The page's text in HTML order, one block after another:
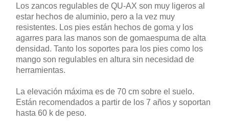
Los zancos regulables de QU-AX son muy ligeros al
estar hechos de aluminio, pero a la vez muy
resistentes. Los pies están hechos de goma y los
agarres para las manos son de gomaespuma de alta
densidad. Tanto los soportes para los pies como los
mango son regulables en altura sin necesidad de
herramientas.
La elevación máxima es de 70 cm sobre el suelo.
Están recomendados a partir de los 7 años y soportan
hasta 60 k de peso.